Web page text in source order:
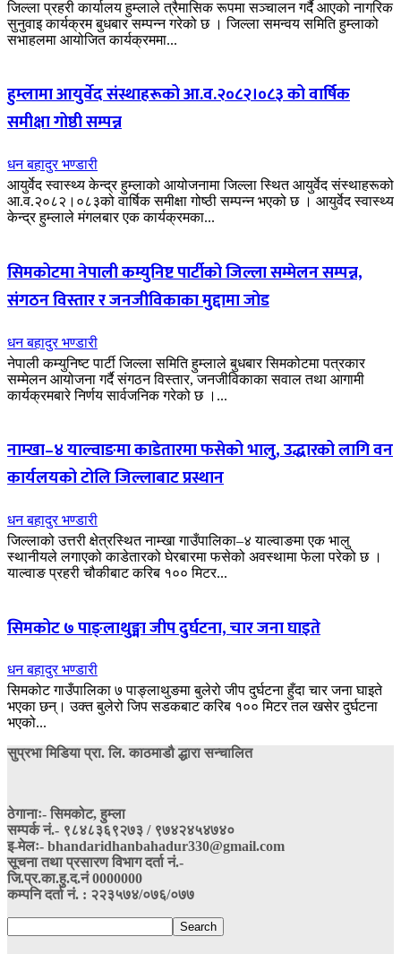
जिल्ला प्रहरी कार्यालय हुम्लाले त्रैमासिक रूपमा सञ्चालन गर्दै आएको नागरिक
सुनुवाइ कार्यक्रम बुधबार सम्पन्न गरेको छ । जिल्ला समन्वय समिति हुम्लाको
सभाहलमा आयोजित कार्यक्रममा...
हुम्लामा आयुर्वेद संस्थाहरूको आ.व.२०८२।०८३ को वार्षिक
समीक्षा गोष्ठी सम्पन्न
धन बहादुर भण्डारी
आयुर्वेद स्वास्थ्य केन्द्र हुम्लाको आयोजनामा जिल्ला स्थित आयुर्वेद संस्थाहरूको
आ.व.२०८२।०८३को वार्षिक समीक्षा गोष्ठी सम्पन्न भएको छ । आयुर्वेद स्वास्थ्य
केन्द्र हुम्लाले मंगलबार एक कार्यक्रमका...
सिमकोटमा नेपाली कम्युनिष्ट पार्टीको जिल्ला सम्मेलन सम्पन्न,
संगठन विस्तार र जनजीविकाका मुद्दामा जोड
धन बहादुर भण्डारी
नेपाली कम्युनिष्ट पार्टी जिल्ला समिति हुम्लाले बुधबार सिमकोटमा पत्रकार
सम्मेलन आयोजना गर्दै संगठन विस्तार, जनजीविकाका सवाल तथा आगामी
कार्यक्रमबारे निर्णय सार्वजनिक गरेको छ ।...
नाम्खा–४ याल्वाङमा काडेतारमा फसेको भालु, उद्धारको लागि वन
कार्यलयको टोलि जिल्लाबाट प्रस्थान
धन बहादुर भण्डारी
जिल्लाको उत्तरी क्षेत्रस्थित नाम्खा गाउँपालिका–४ याल्वाङमा एक भालु
स्थानीयले लगाएको काडेतारको घेरबारमा फसेको अवस्थामा फेला परेको छ ।
याल्वाङ प्रहरी चौकीबाट करिब १०० मिटर...
सिमकोट ७ पाङ्लाथुङ्मा जीप दुर्घटना, चार जना घाइते
धन बहादुर भण्डारी
सिमकोट गाउँपालिका ७ पाङ्लाथुङमा बुलेरो जीप दुर्घटना हुँदा चार जना घाइते
भएका छन्। उक्त बुलेरो जिप सडकबाट करिब १०० मिटर तल खसेर दुर्घटना
भएको...
सुप्रभा मिडिया प्रा. लि. काठमाडौ द्धारा सन्चालित
ठेगानाः- सिमकोट, हुम्ला
सम्पर्क नं‍.- ९८४८३६९२७३ / ९७४२४५४७४०
इ-मेलः- bhandaridhanbahadur330@gmail.com
सूचना तथा प्रसारण विभाग दर्ता नं.-
जि.प्र.का.हु.द.नं 0000000
कम्पनि दर्ता नं. : २२३५७४/०७६/०७७